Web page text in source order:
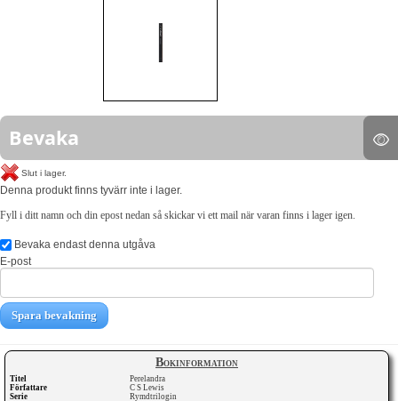
Bokinformation
Titel
Perelandra
Författare
C S Lewis
Serie
Rymdtrilogin
Bevaka
Slut i lager.
Denna produkt finns tyvärr inte i lager.
Fyll i ditt namn och din epost nedan så skickar vi ett mail när varan finns i lager igen.
Bevaka endast denna utgåva
E-post
Spara bevakning